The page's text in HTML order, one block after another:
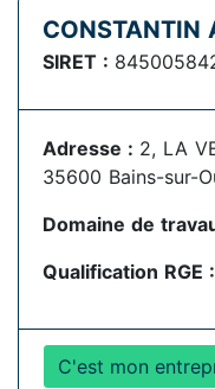
CONSTANTIN
SIRET :
Adresse : 2, LA
35600 Bains-sur-
Domaine de
Qualification RGE :
C'est mon